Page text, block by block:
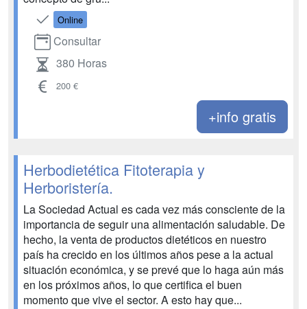
Online
Consultar
380 Horas
200 €
+info gratis
Herbodietética Fitoterapia y
Herboristería.
La Sociedad Actual es cada vez más consciente de la
importancia de seguir una alimentación saludable. De
hecho, la venta de productos dietéticos en nuestro
país ha crecido en los últimos años pese a la actual
situación económica, y se prevé que lo haga aún más
en los próximos años, lo que certifica el buen
momento que vive el sector. A esto hay que...